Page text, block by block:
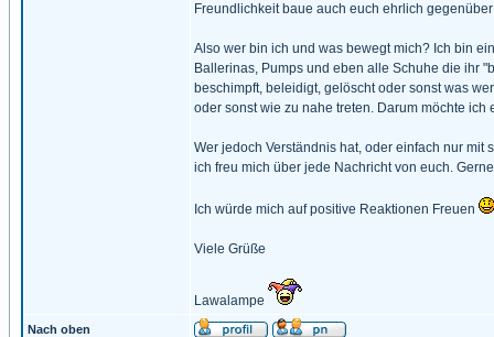
Freundlichkeit baue auch euch ehrlich
Also wer bin ich und was bewegt mich? Ich bin
Ballerinas, Pumps und eben alle Schuhe die ihr
beschimpft, beleidigt, gelöscht oder sonst was
oder sonst wie zu nahe treten. Darum möchte
Wer jedoch Verständnis hat, oder einfach nur
ich freu mich über jede Nachricht von euch.
Ich würde mich auf positive Reaktionen Freuen
Viele Grüße
Lawalampe
Nach oben